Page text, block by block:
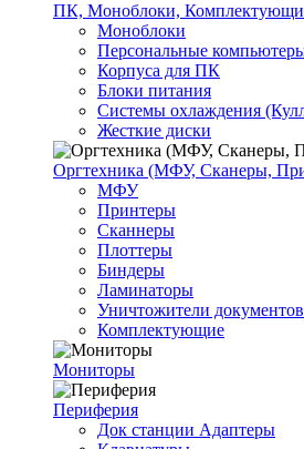
ПК, Моноблоки,
Моноблоки
Персональные
Корпуса для ПК
Блоки питания
Системы охлаждения
Жесткие диски
Оргтехника (МФУ, Сканеры,
МФУ
Принтеры
Сканнеры
Плоттеры
Биндеры
Ламинаторы
Уничтожители документов
Комплектующие
Мониторы
Периферия
Док станции Адаптеры